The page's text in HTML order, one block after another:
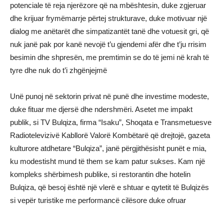
potenciale të reja njerëzore që na mbështesin, duke zgjeruar
dhe krijuar frymëmarrje përtej strukturave, duke motivuar një
dialog me anëtarët dhe simpatizantët tanë dhe votuesit gri, që
nuk janë pak por kanë nevojë t’u gjendemi afër dhe t’ju rrisim
besimin dhe shpresën, me premtimin se do të jemi në krah të
tyre dhe nuk do t’i zhgënjejmë
Unë punoj në sektorin privat në punë dhe investime modeste,
duke fituar me djersë dhe ndershmëri. Asetet me impakt
publik, si TV Bulqiza, firma “Isaku”, Shoqata e Transmetuesve
Radiotelevizivë Kabllorë Valorë Kombëtarë që drejtojë, gazeta
kulturore atdhetare “Bulqiza”, janë përgjithësisht punët e mia,
ku modestisht mund të them se kam patur sukses. Kam një
kompleks shërbimesh publike, si restorantin dhe hotelin
Bulqiza, që besoj është një vlerë e shtuar e qytetit të Bulqizës
si vepër turistike me performancë cilësore duke ofruar